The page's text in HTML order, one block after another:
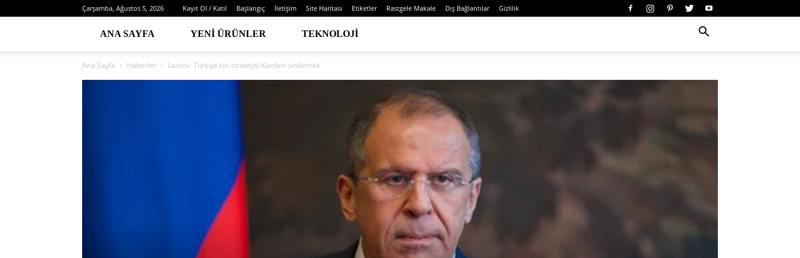
Çarşamba, Ağustos 5, 2026 Kayıt Ol / Katıl Başlangıç İletişim Site Haritası Etiketler Rastgele Makale Dış Bağlantılar Gizlilik
ANA SAYFA YENI ÜRÜNLER TEKNOLOJI
Ana Sayfa Haberler Lavrov: Türkiye’nin stratejisi Kürtleri sindirmek